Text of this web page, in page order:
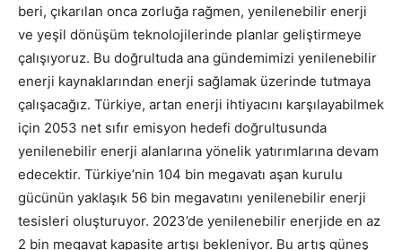
beri, çıkarılan onca zorluğa rağmen, yenilenebilir enerji
ve yeşil dönüşüm teknolojilerinde planlar geliştirmeye
çalışıyoruz. Bu doğrultuda ana gündemimizi yenilenebilir
enerji kaynaklarından enerji sağlamak üzerinde tutmaya
çalışacağız. Türkiye, artan enerji ihtiyacını karşılayabilmek
için 2053 net sıfır emisyon hedefi doğrultusunda
yenilenebilir enerji alanlarına yönelik yatırımlarına devam
edecektir. Türkiye’nin 104 bin megavatı aşan kurulu
gücünün yaklaşık 56 bin megavatını yenilenebilir enerji
tesisleri oluşturuyor. 2023’de yenilenebilir enerjide en az
2 bin megavat kapasite artışı bekleniyor. Bu artış güneş